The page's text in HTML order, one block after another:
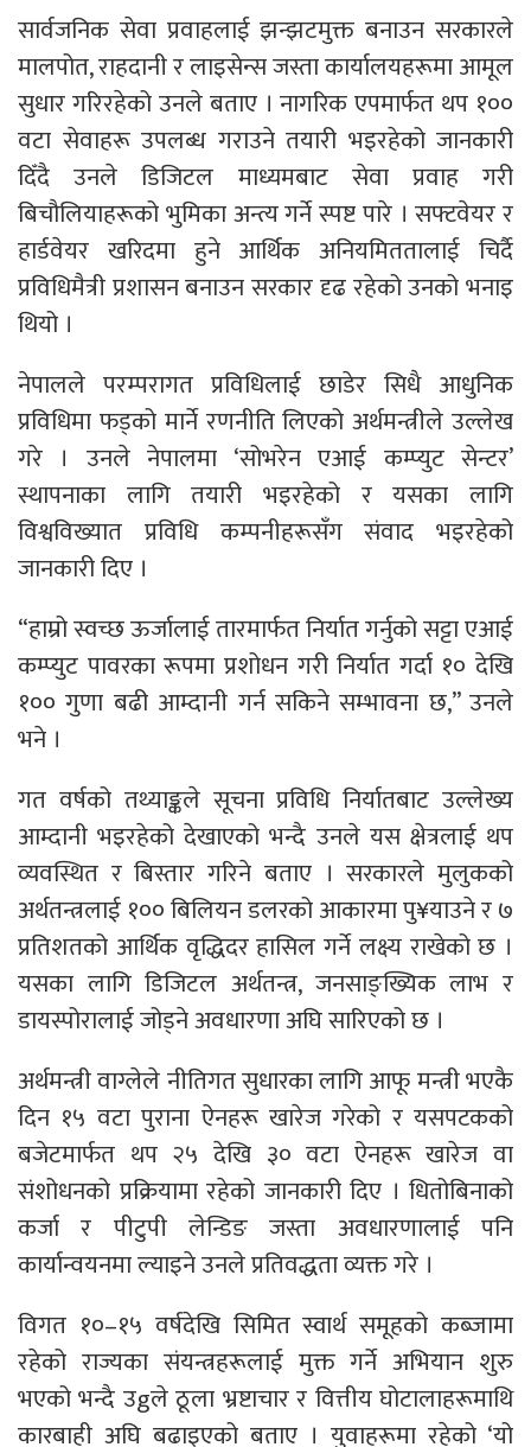
सार्वजनिक सेवा प्रवाहलाई झन्झटमुक्त बनाउन सरकारले
मालपोत, राहदानी र लाइसेन्स जस्ता कार्यालयहरूमा आमूल
सुधार गरिरहेको उनले बताए । नागरिक एपमार्फत थप १००
वटा सेवाहरू उपलब्ध गराउने तयारी भइरहेको जानकारी
दिँदै उनले डिजिटल माध्यमबाट सेवा प्रवाह गरी
बिचौलियाहरूको भुमिका अन्त्य गर्ने स्पष्ट पारे । सफ्टवेयर र
हार्डवेयर खरिदमा हुने आर्थिक अनियमिततालाई चिर्दै
प्रविधिमैत्री प्रशासन बनाउन सरकार दृढ रहेको उनको भनाइ
थियो ।
नेपालले परम्परागत प्रविधिलाई छाडेर सिधै आधुनिक
प्रविधिमा फड्को मार्ने रणनीति लिएको अर्थमन्त्रीले उल्लेख
गरे । उनले नेपालमा ‘सोभरेन एआई कम्प्युट सेन्टर’
स्थापनाका लागि तयारी भइरहेको र यसका लागि
विश्वविख्यात प्रविधि कम्पनीहरूसँग संवाद भइरहेको
जानकारी दिए ।
“हाम्रो स्वच्छ ऊर्जालाई तारमार्फत निर्यात गर्नुको सट्टा एआई
कम्प्युट पावरका रूपमा प्रशोधन गरी निर्यात गर्दा १० देखि
१०० गुणा बढी आम्दानी गर्न सकिने सम्भावना छ,” उनले
भने ।
गत वर्षको तथ्याङ्कले सूचना प्रविधि निर्यातबाट उल्लेख्य
आम्दानी भइरहेको देखाएको भन्दै उनले यस क्षेत्रलाई थप
व्यवस्थित र बिस्तार गरिने बताए । सरकारले मुलुकको
अर्थतन्त्रलाई १०० बिलियन डलरको आकारमा पु¥याउने र ७
प्रतिशतको आर्थिक वृद्धिदर हासिल गर्ने लक्ष्य राखेको छ ।
यसका लागि डिजिटल अर्थतन्त्र, जनसाङ्ख्यिक लाभ र
डायस्पोरालाई जोड्ने अवधारणा अघि सारिएको छ ।
अर्थमन्त्री वाग्लेले नीतिगत सुधारका लागि आफू मन्त्री भएकै
दिन १५ वटा पुराना ऐनहरू खारेज गरेको र यसपटकको
बजेटमार्फत थप २५ देखि ३० वटा ऐनहरू खारेज वा
संशोधनको प्रक्रियामा रहेको जानकारी दिए । धितोबिनाको
कर्जा र पीटुपी लेन्डिङ जस्ता अवधारणालाई पनि
कार्यान्वयनमा ल्याइने उनले प्रतिवद्धता व्यक्त गरे ।
विगत १०–१५ वर्षदेखि सिमित स्वार्थ समूहको कब्जामा
रहेको राज्यका संयन्त्रहरूलाई मुक्त गर्ने अभियान शुरु
भएको भन्दै उgले ठूला भ्रष्टाचार र वित्तीय घोटालाहरूमाथि
कारबाही अघि बढाइएको बताए । युवाहरूमा रहेको ‘यो